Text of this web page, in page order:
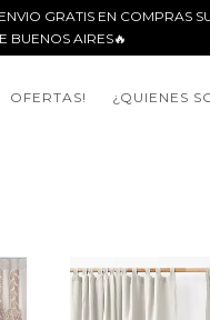
GRATIS EN COMPRAS
BUENOS AIRES🔥
OFERTAS! ¿QUIENES